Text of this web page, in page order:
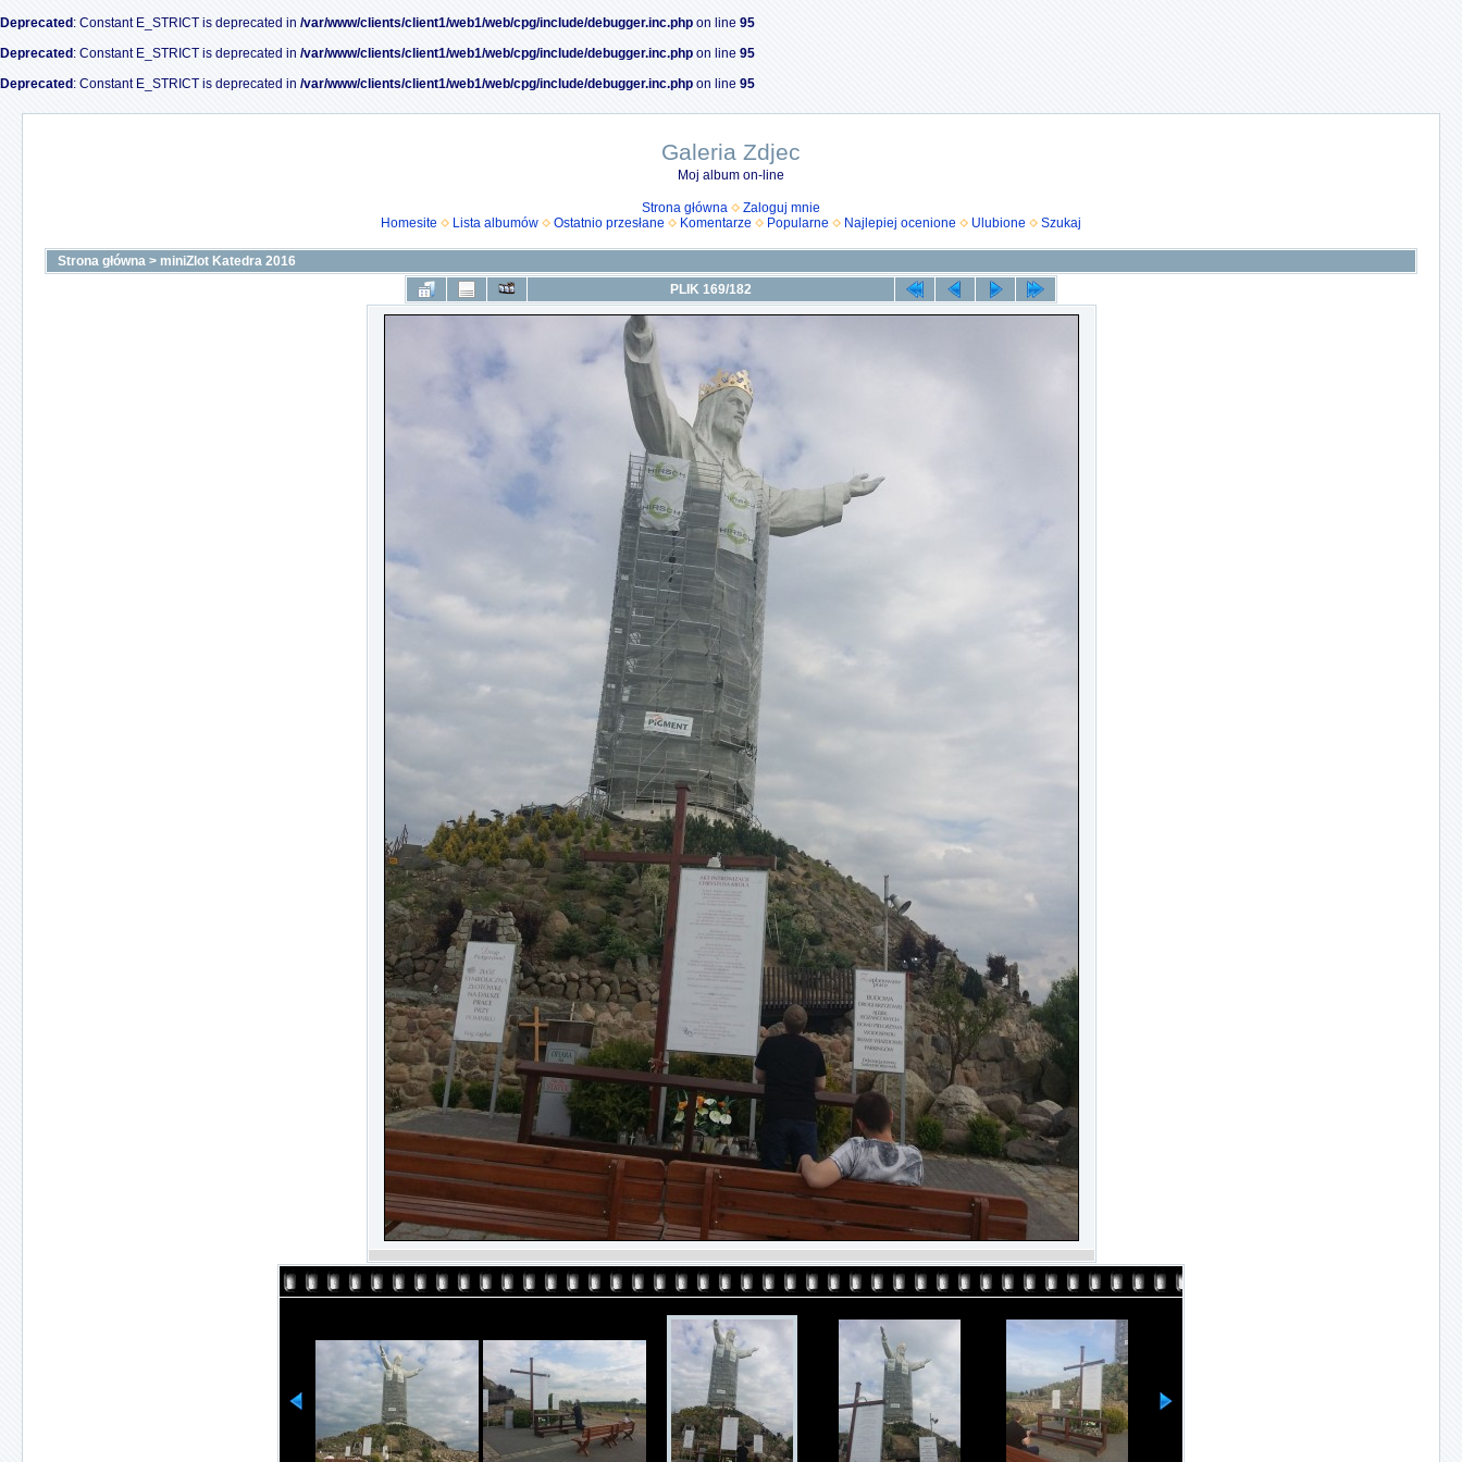
Deprecated : Constant E_STRICT is deprecated in /var/www/clients/client1/web1/web/cpg/include/debugger.inc.php on line 95
Deprecated : Constant E_STRICT is deprecated in /var/www/clients/client1/web1/web/cpg/include/debugger.inc.php on line 95
Deprecated : Constant E_STRICT is deprecated in /var/www/clients/client1/web1/web/cpg/include/debugger.inc.php on line 95
Galeria Zdjec
Moj album on-line
Strona główna
Zaloguj mnie
Homesite
Lista albumów Ostatnio przesłane Komentarze Popularne Najlepiej ocenione Ulubione Szukaj
Strona główna > miniZlot Katedra 2016
PLIK 169/182